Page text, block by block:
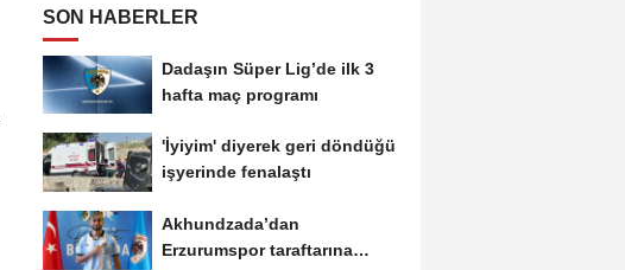
SON HABERLER
Dadaşın Süper Lig’de ilk 3
hafta maç programı
'İyiyim' diyerek geri döndüğü
işyerinde fenalaştı
Akhundzada’dan
Erzurumspor taraftarına